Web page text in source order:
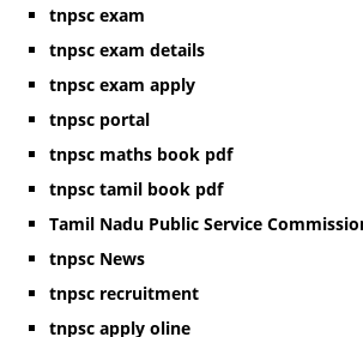
tnpsc exam
tnpsc exam details
tnpsc exam apply
tnpsc portal
tnpsc maths book pdf
tnpsc tamil book pdf
Tamil Nadu Public Service
tnpsc News
tnpsc recruitment
tnpsc apply oline